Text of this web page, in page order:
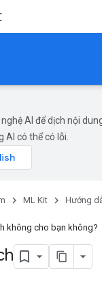
AI để dịch nội
AI có thể có lỗi.
ML Kit Hướng
không cho bạn không?